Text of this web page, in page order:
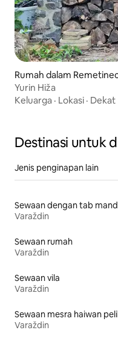
Rumah dalam
Yurin Hiža
Keluarga · Lokasi · Dekat
Destinasi untuk
Jenis penginapan lain
Varaždin
Sewaan rumah
Varaždin
Sewaan vila
Varaždin
Varaždin